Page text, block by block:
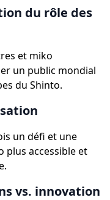
du rôle des
et miko
un public mondial
du Shinto.
un défi et une
accessible et
vs. innovation